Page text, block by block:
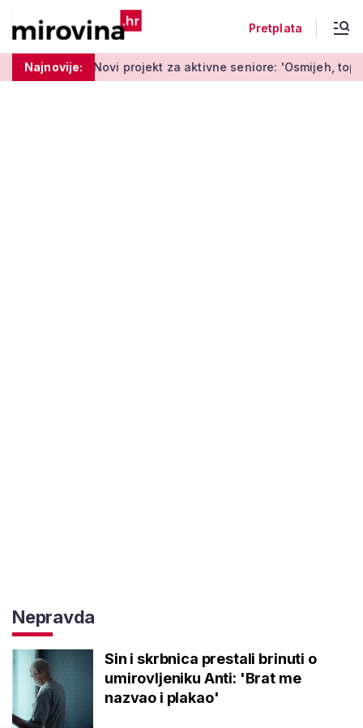
Pretplata
Najnovije:Novi projekt za aktivne seniore: 'Osmijeh, topla
Nepravda
Sin i skrbnica prestali brinuti o
umirovljeniku Anti: 'Brat me
nazvao i plakao'